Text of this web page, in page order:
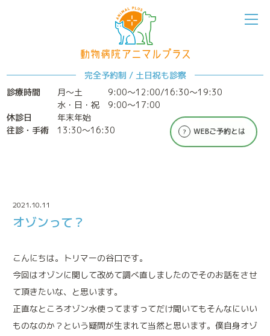
完全予約制 / 土日祝も診察
診療時間
月～土
9:00〜12:00/16:30〜19:30
水・日・祝 9:00〜17:00
休診日
年末年始
往診・手術
13:30〜16:30
アニマルプラスについて
2021.10.11
オゾンって？
こんにちは。トリマーの谷口です。
今回はオゾンに関して改めて調べ直しましたのでそのお話をさせ
て頂きたいな、と思います。
正直なところオゾン水使ってますってだけ聞いてもそんなにいい
ものなのか？という疑問が生まれて当然と思います。僕自身オゾ